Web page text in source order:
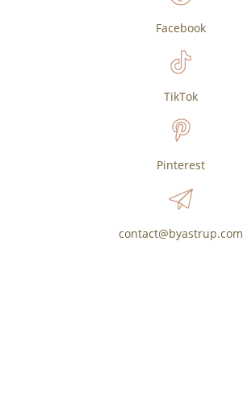
Facebook
TikTok
Pinterest
contact@byastrup.com